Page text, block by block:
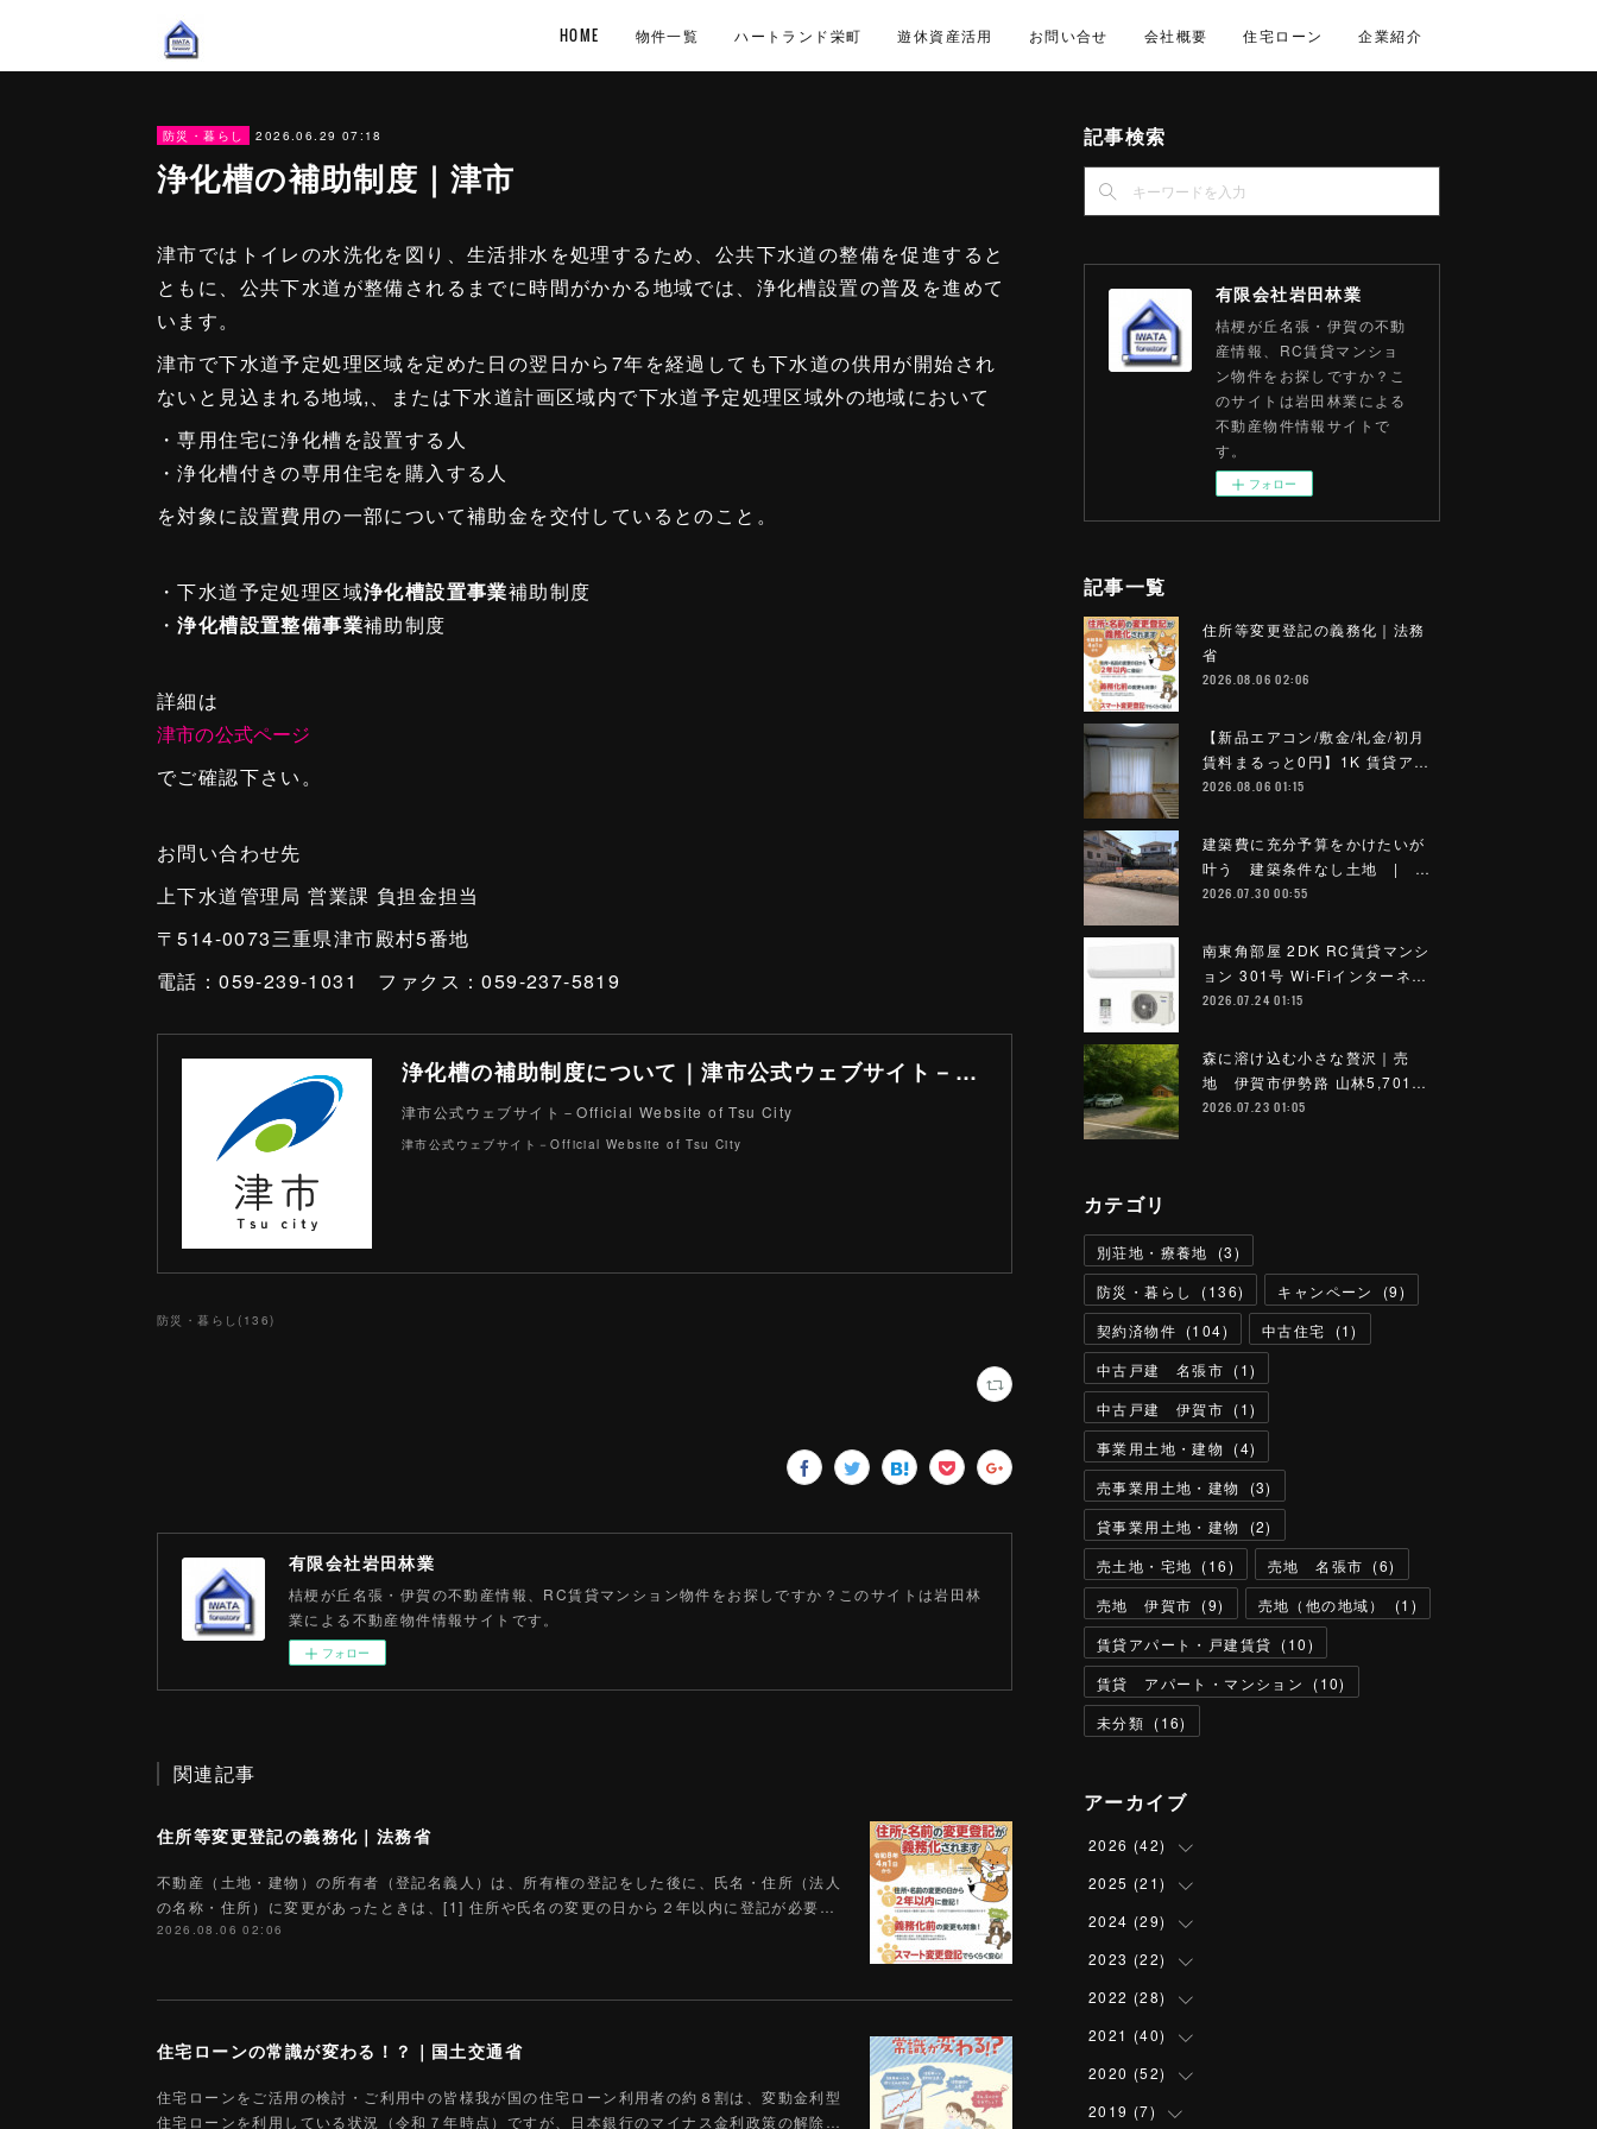
HOME 物件一覧 ハートランド栄町 遊休資産活用 お問い合せ 会社概要 住宅ローン 企業紹介
防災・暮らし 2026.06.29 07:18
浄化槽の補助制度｜津市
津市ではトイレの水洗化を図り、生活排水を処理するため、公共下水道の整備を促進すると
ともに、公共下水道が整備されるまでに時間がかかる地域では、浄化槽設置の普及を進めて
います。
津市で下水道予定処理区域を定めた日の翌日から7年を経過しても下水道の供用が開始され
ないと見込まれる地域,、または下水道計画区域内で下水道予定処理区域外の地域において
・専用住宅に浄化槽を設置する人
・浄化槽付きの専用住宅を購入する人
を対象に設置費用の一部について補助金を交付しているとのこと。
・下水道予定処理区域浄化槽設置事業補助制度
・浄化槽設置整備事業補助制度
詳細は
津市の公式ページ
でご確認下さい。
お問い合わせ先
上下水道管理局 営業課 負担金担当
〒514-0073三重県津市殿村5番地
電話：059-239-1031 ファクス：059-237-5819
浄化槽の補助制度について｜津市公式ウェブサイト－Official Website of Tsu City
津市公式ウェブサイト－Official Website of Tsu City
津市公式ウェブサイト－Official Website of Tsu City
防災・暮らし( 136)
有限会社岩田林業
桔梗が丘名張・伊賀の不動産情報、RC賃貸マンション物件をお探しですか？このサイトは岩田林
業による不動産物件情報サイトです。
フォロー
関連記事
住所等変更登記の義務化｜法務省
不動産（土地・建物）の所有者（登記名義人）は、所有権の登記をした後に、氏名・住所（法人
の名称・住所）に変更があったときは、[1] 住所や氏名の変更の日から２年以内に登記が必要…
2026.08.06 02:06
住宅ローンの常識が変わる！？｜国土交通省
住宅ローンをご活用の検討・ご利用中の皆様我が国の住宅ローン利用者の約８割は、変動金利型
住宅ローンを利用している状況（令和７年時点）ですが、日本銀行のマイナス金利政策の解除…
記事検索
有限会社岩田林業
桔梗が丘名張・伊賀の不動
産情報、RC賃貸マンショ
ン物件をお探しですか？こ
のサイトは岩田林業による
不動産物件情報サイトで
す。
フォロー
記事一覧
住所等変更登記の義務化｜法務
省
2026.08.06 02:06
【新品エアコン/敷金/礼金/初月
賃料まるっと0円】1K 賃貸ア…
2026.08.06 01:15
建築費に充分予算をかけたいが
叶う 建築条件なし土地 | …
2026.07.30 00:55
南東角部屋 2DK RC賃貸マンシ
ョン 301号 Wi-Fiインターネ…
2026.07.24 01:15
森に溶け込む小さな贅沢｜売
地 伊賀市伊勢路 山林5,701…
2026.07.23 01:05
カテゴリ
別荘地・療養地 (3)
防災・暮らし
(136) キャンペーン (9)
契約済物件 (104) 中古住宅 (1)
中古戸建 名張市 (1)
中古戸建 伊賀市 (1)
事業用土地・建物
(4)
売事業用土地・建物
(3)
貸事業用土地・建物
(2)
売土地・宅地 (16) 売地 名張市 (6)
売地 伊賀市 (9) 売地（他の地域） (1 )
賃貸アパート・戸建賃貸 (10)
賃貸 アパート・マンション
(10)
未分類 (16)
アーカイブ
2026 (42)
( 2)
(13
(13
(5)
( 3)
(2)
(2
2025 (21)
(1)
(2)
(6)
( 4)
(1)
(3
2024 (29)
(3)
(3)
( 3)
(4)
(2
2023 (22)
(2)
(2)
(1)
(1
2022 (28)
(3)
(2)
(2
2021 (40)
(1)
(7
2020 (52)
(2
2019 (7)